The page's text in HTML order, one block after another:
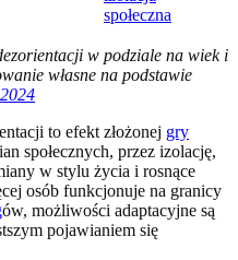
społeczna
w podziale na wiek i
własne na podstawie
to efekt złożonej gry
społecznych, przez izolację,
w stylu życia i rosnące
osób funkcjonuje na granicy
ów, możliwości adaptacyjne są
pojawianiem się